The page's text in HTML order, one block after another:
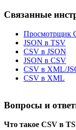
Связанные
Просмотрщик
JSON в TSV
CSV в JSON
JSON в CSV
CSV в XML/
CSV в XML
Вопросы и
Что такое CSV в